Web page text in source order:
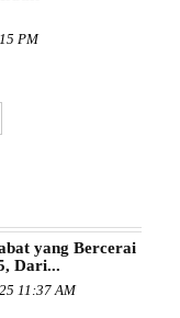
PM
yang Bercerai
Dari...
11:37 AM